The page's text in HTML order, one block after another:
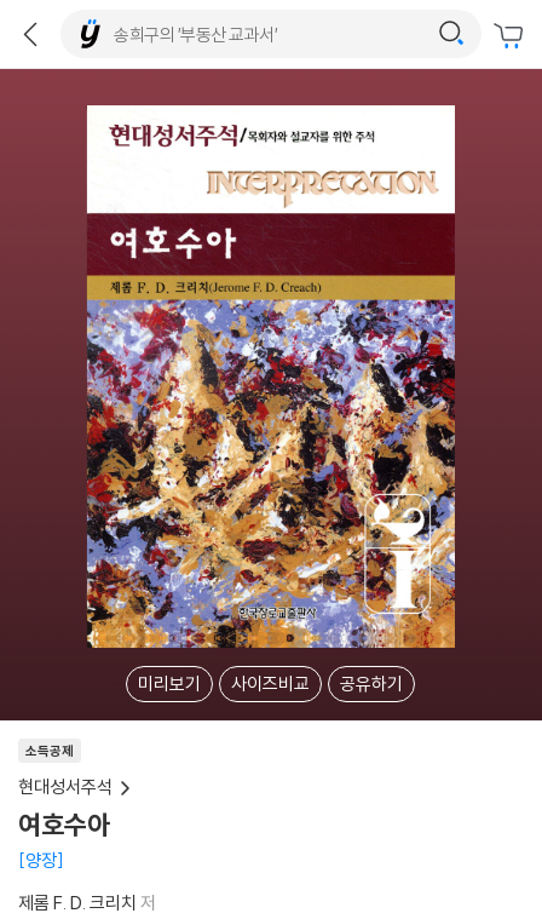
미리보기 사이즈비교 공유하기
소득공제
현대성서주석
여호수아
양장
제롬 F. D. 크리치 저